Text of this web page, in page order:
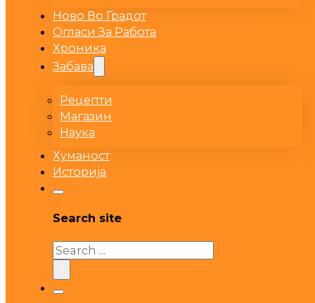
Ново Во Градот
Огласи За Работа
Хроника
Забава
Рецепти
Магазин
Наука
Хуманост
Историја
Search site
Search